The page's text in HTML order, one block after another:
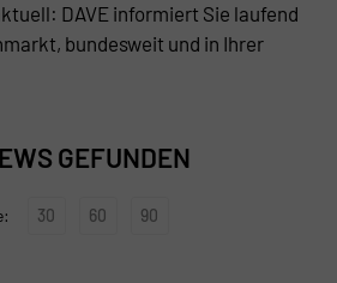
DAVE informiert Sie laufend
bundesweit und in Ihrer
GEFUNDEN
30 60 90